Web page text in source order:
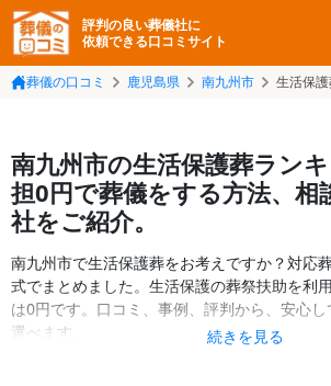
評判の良い葬儀社に
依頼できる口コミサイト
葬儀の口コミ 鹿児島県 南九州市 生活保
南九州市の生活保護葬ラン
担0円で葬儀をする方法、相
社をご紹介。
南九州市で生活保護葬をお考えですか？対応
式でまとめました。生活保護の葬祭扶助を利
は0円です。口コミ、事例、評判から、安心
選べます。
続きを見る